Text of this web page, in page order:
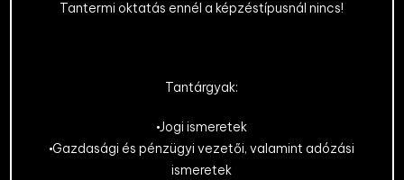
Tantermi oktatás ennél a képzéstípusnál nincs!
Tantárgyak:
Jogi ismeretek
Gazdasági és pénzügyi vezetői, valamint adózási
ismeretek